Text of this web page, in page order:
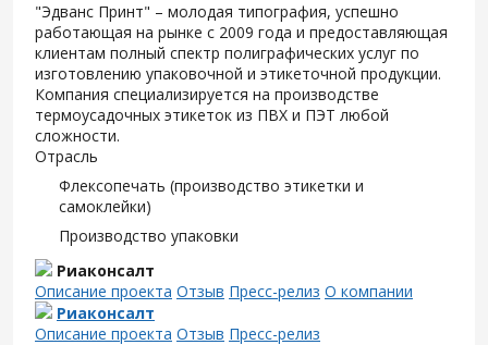
"Эдванс Принт" – молодая типография, успешно
работающая на рынке с 2009 года и предоставляющая
клиентам полный спектр полиграфических услуг по
изготовлению упаковочной и этикеточной продукции.
Компания специализируется на производстве
термоусадочных этикеток из ПВХ и ПЭТ любой
сложности.
Отрасль
Флексопечать (производство этикетки и
самоклейки)
Производство упаковки
Риаконсалт
Описание проекта Отзыв Пресс-релиз О компании
Риаконсалт
Описание проекта Отзыв Пресс-релиз